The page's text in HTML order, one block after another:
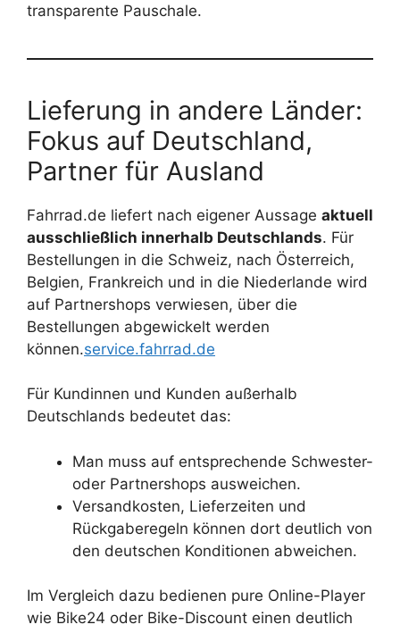
transparente Pauschale.
Lieferung in andere Länder:
Fokus auf Deutschland,
Partner für Ausland
Fahrrad.de liefert nach eigener Aussage aktuell
ausschließlich innerhalb Deutschlands. Für
Bestellungen in die Schweiz, nach Österreich,
Belgien, Frankreich und in die Niederlande wird
auf Partnershops verwiesen, über die
Bestellungen abgewickelt werden
können.service.fahrrad.de
Für Kundinnen und Kunden außerhalb
Deutschlands bedeutet das:
Man muss auf entsprechende Schwester-
oder Partnershops ausweichen.
Versandkosten, Lieferzeiten und
Rückgaberegeln können dort deutlich von
den deutschen Konditionen abweichen.
Im Vergleich dazu bedienen pure Online-Player
wie Bike24 oder Bike-Discount einen deutlich